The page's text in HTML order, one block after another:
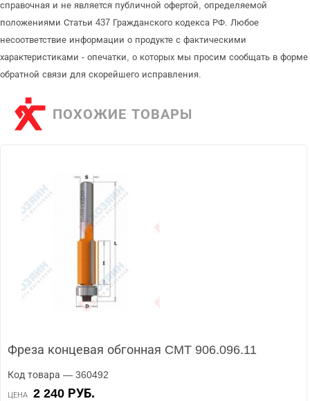
справочная и не является публичной офертой, определяемой
положениями Статьи 437 Гражданского кодекса РФ. Любое
несоответствие информации о продукте с фактическими
характеристиками - опечатки, о которых мы просим сообщать в форме
обратной связи для скорейшего исправления.
ПОХОЖИЕ ТОВАРЫ
Фреза концевая обгонная CMT 906.096.11
Код товара — 360492
ЦЕНА 2 240 РУБ.